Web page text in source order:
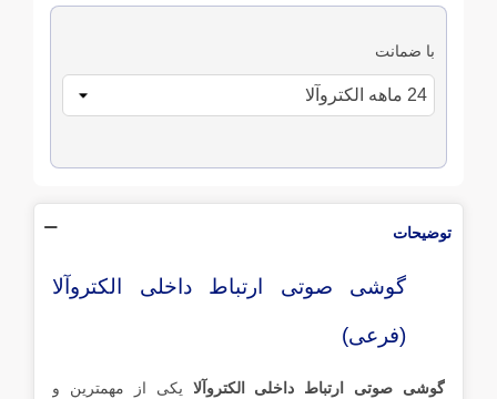
با ضمانت
توضیحات
گوشی صوتی ارتباط داخلی الکتروآلا
(فرعی)
گوشی صوتی ارتباط داخلی الکتروآلا یکی از مهمترین و